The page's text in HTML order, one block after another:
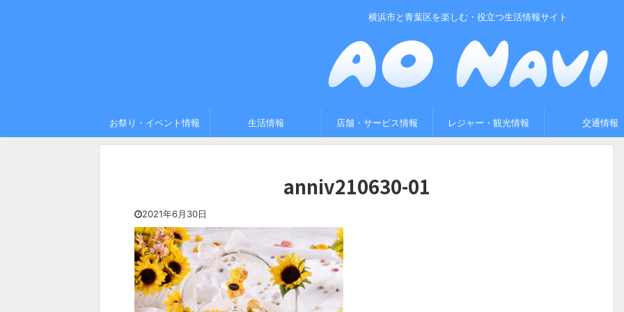
横浜市と青葉区を楽しむ・役立つ生活情報サイト
お祭り・イベント情報 生活情報 店舗・サービス情報 レジャー・観光情報 交通情報
anniv210630-01
2021年6月30日